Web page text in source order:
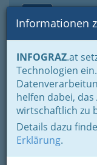
Informationen
INFOGRAZ.at
Technologien
helfen dabei,
wirtschaftlich zu
Details dazu
Erklärung.
Home
Film und Neue
Film und
Graz und
in der